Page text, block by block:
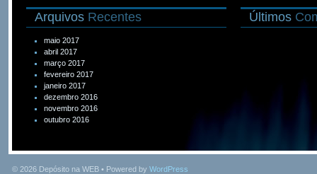
Arquivos Recentes
maio 2017
abril 2017
março 2017
fevereiro 2017
janeiro 2017
dezembro 2016
novembro 2016
outubro 2016
Últimos
© 2026 Depósito na WEB • Powered by WordPress